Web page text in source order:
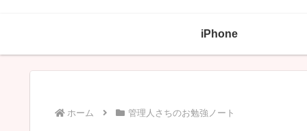
iPhone
ホーム 管理人さちのお勉強ノート